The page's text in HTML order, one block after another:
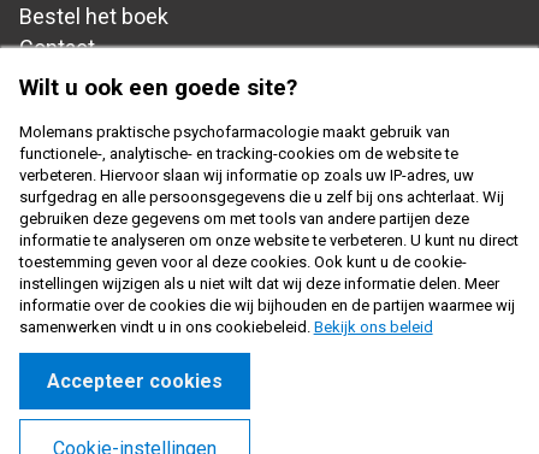
Bestel het boek
Contact
Footer
navigation
Privacy disclaimer
Copyright 2026 - Samenwerkingsverband Nederlandse
Huisartsen Genootschap en Prelum
Wilt u ook een goede site?
Molemans praktische psychofarmacologie maakt gebruik van
functionele-, analytische- en tracking-cookies om de website te
verbeteren. Hiervoor slaan wij informatie op zoals uw IP-adres, uw
surfgedrag en alle persoonsgegevens die u zelf bij ons achterlaat. Wij
gebruiken deze gegevens om met tools van andere partijen deze
informatie te analyseren om onze website te verbeteren. U kunt nu direct
toestemming geven voor al deze cookies. Ook kunt u de cookie-
instellingen wijzigen als u niet wilt dat wij deze informatie delen. Meer
informatie over de cookies die wij bijhouden en de partijen waarmee wij
samenwerken vindt u in ons cookiebeleid. Bekijk ons beleid
Accepteer cookies
Cookie-instellingen